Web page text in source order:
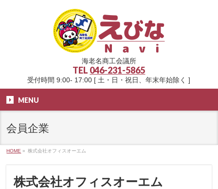
海老名商工会議所
TEL 046-231-5865
受付時間 9:00- 17:00 [ 土・日・祝日、年末年始除く ]
MENU
会員企業
HOME » 株式会社オフィスオーエム
株式会社オフィスオーエム